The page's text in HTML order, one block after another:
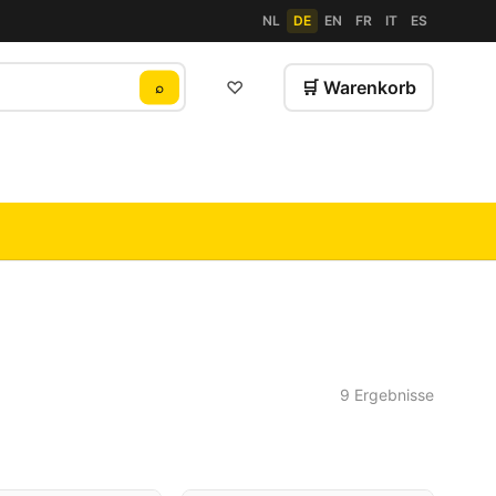
NL DE EN FR IT ES
⌕ ♡ 🛒 Warenkorb
9 Ergebnisse